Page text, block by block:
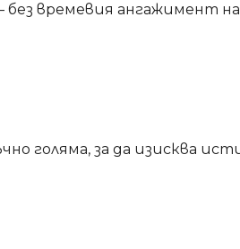
времевия ангажимент на
голяма, за да изисква